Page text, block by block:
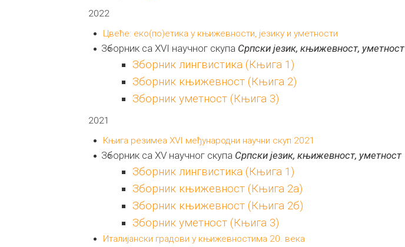
2022
Цвеће: еко(по)етика у књижевности, језику и уметности
Зборник са XVI научног скупа Српски језик, књижевност, уметност
Зборник лингвистика (Књига 1)
Зборник књижевност (Књига 2)
Зборник уметност (Књига 3)
2021
Књига резимеа XVI међународни научни скуп 2021
Зборник са XV научног скупа Српски језик, књижевност, уметност
Зборник лингвистика (Књига 1)
Зборник књижевност (Књига 2а)
Зборник књижевност (Књига 2б)
Зборник уметност (Књига 3)
Италијански градови у књижевностима 20. века